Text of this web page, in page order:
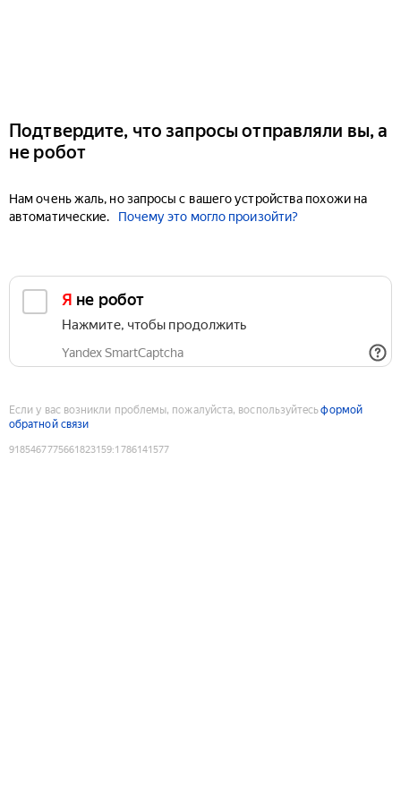
Подтвердите, что запросы отправляли вы, а
не робот
Нам очень жаль, но запросы с вашего устройства похожи на
автоматические.
Почему это могло произойти?
Я не робот
Нажмите, чтобы продолжить
Yandex SmartCaptcha
Если у вас возникли проблемы, пожалуйста, воспользуйтесьформой
обратной связи
9185467775661823159:1786141577